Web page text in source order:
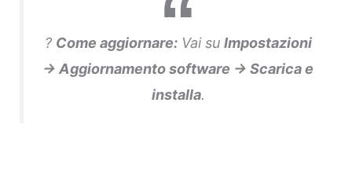
? Come aggiornare:Vai su Impostazioni
→ Aggiornamento software → Scarica e
installa.